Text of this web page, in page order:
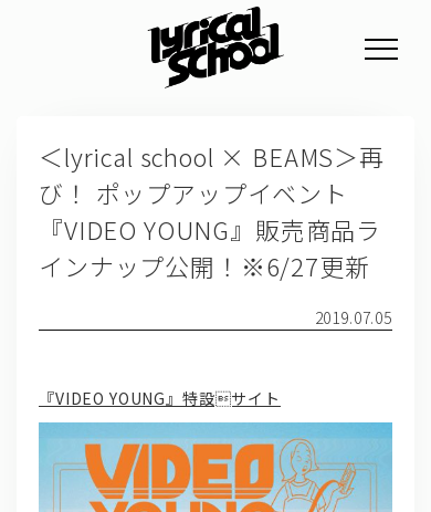
＜lyrical school × BEAMS＞再
び！ ポップアップイベント
『VIDEO YOUNG』販売商品ラ
インナップ公開！※6/27更新
2019.07.05
『VIDEO YOUNG』特設サイト
PROFILE
SCHEDULE
DISCOGRAPHY
TICKET